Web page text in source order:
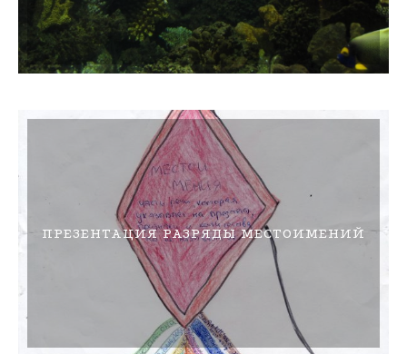
ПРЕЗЕНТАЦИЯ РАЗРЯДЫ МЕСТОИМЕНИЙ